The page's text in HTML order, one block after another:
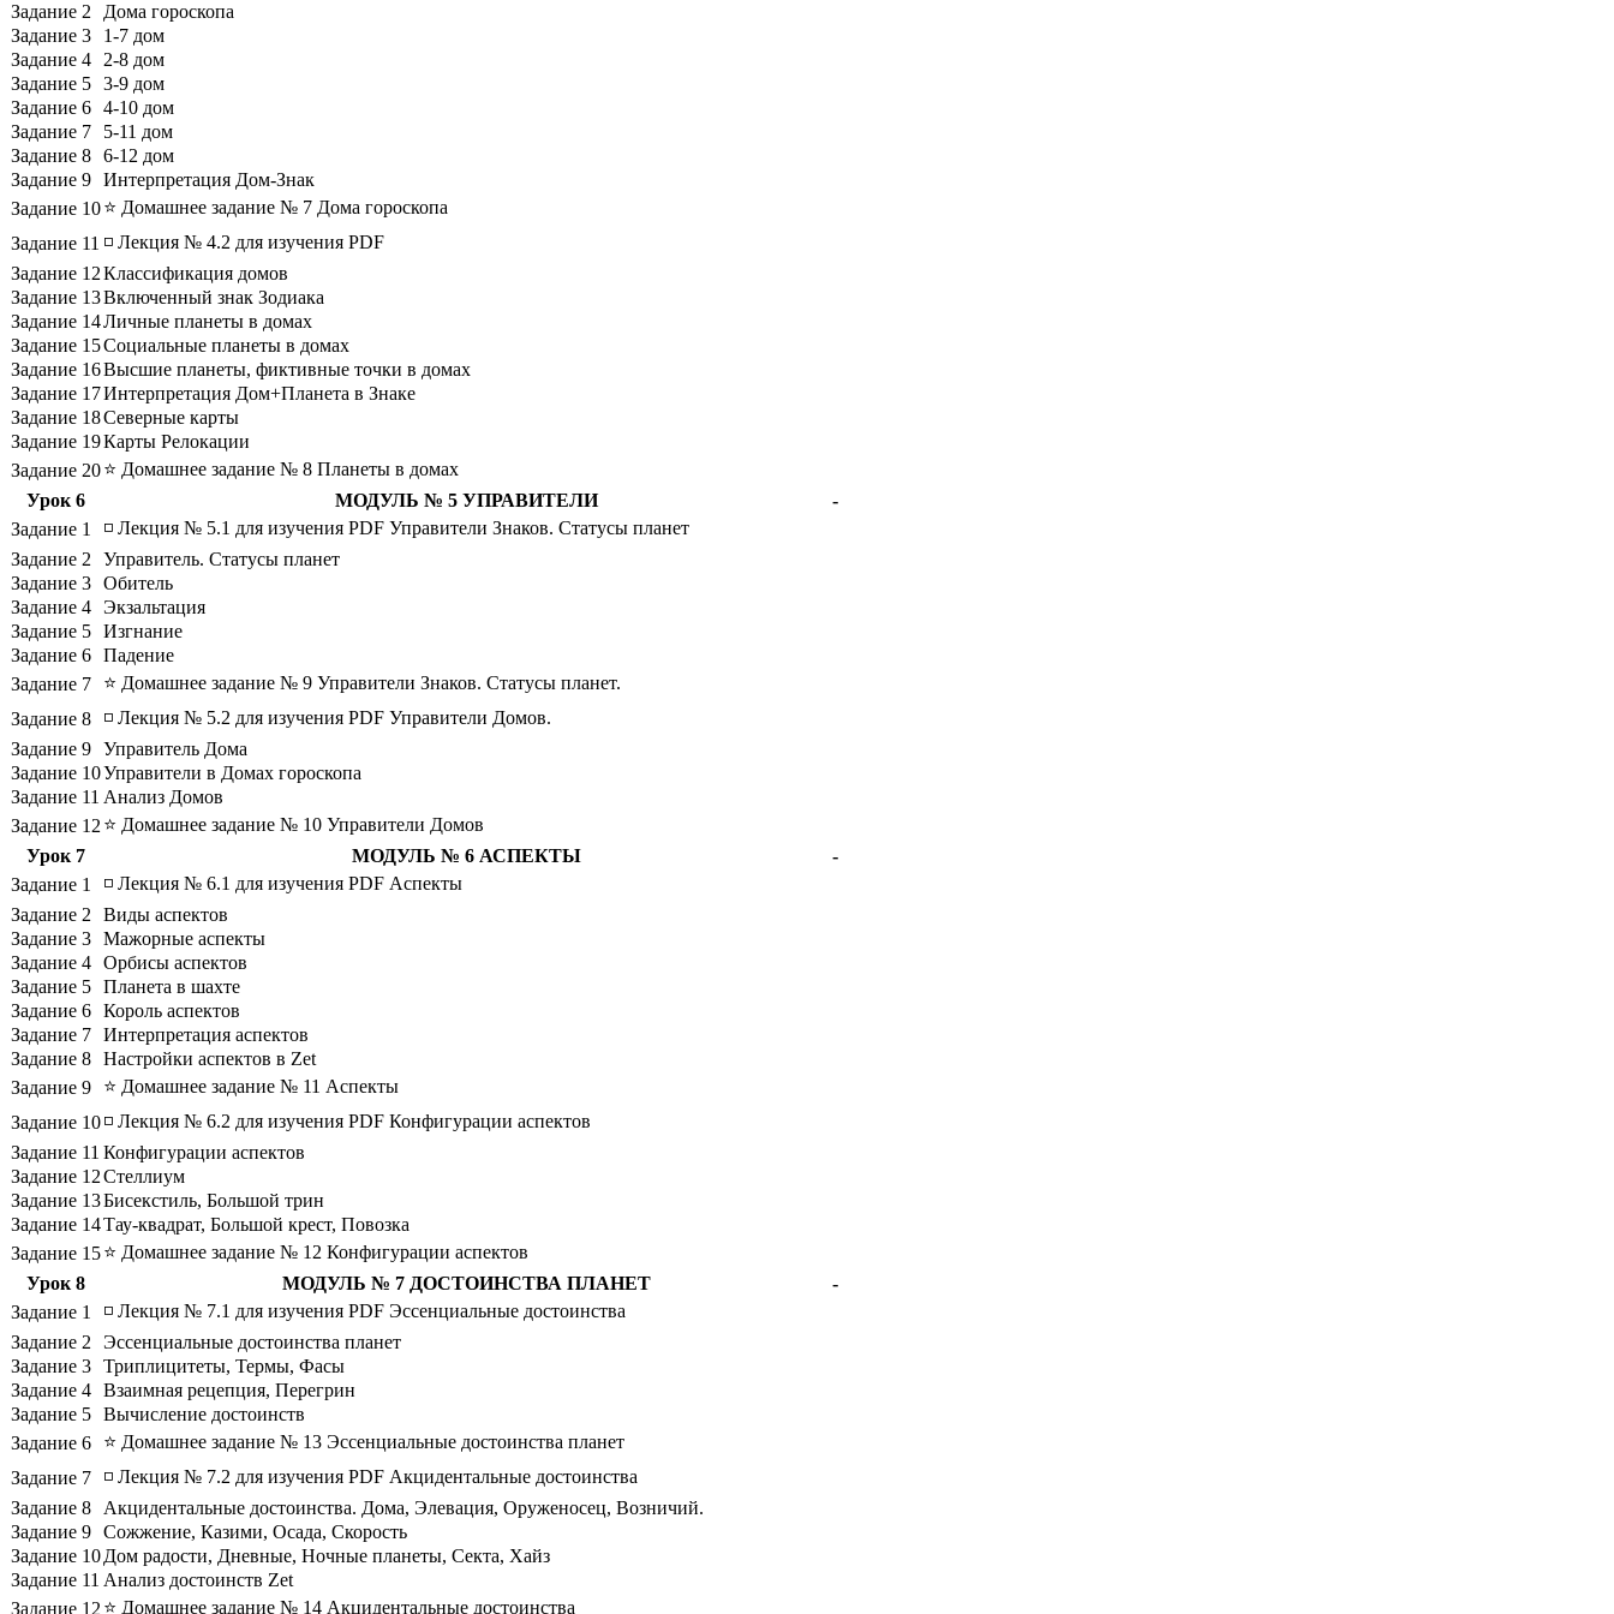
Задание 2
Дома гороскопа
Задание 3
1-7 дом
Задание 4
2-8 дом
Задание 5 3-9 дом
Задание 6 4-10 дом
Задание 7
5-11 дом
Задание 8 6-12 дом
Задание 9 Интерпретация Дом-Знак
Задание 10⭐ Домашнее задание № 7 Дома гороскопа
Задание 11 ◽ Лекция № 4.2 для изучения PDF
Задание 12Классификация домов
Задание 13Включенный знак Зодиака
Задание 14Личные планеты в домах
Задание 15Социальные планеты в домах
Задание 16Высшие планеты, фиктивные точки в домах
Задание 17Интерпретация Дом+Планета в Знаке
Задание 18Северные карты
Задание 19Карты Релокации
Задание 20⭐ Домашнее задание № 8 Планеты в домах
Урок 6
МОДУЛЬ № 5 УПРАВИТЕЛИ
-
Задание 1
◽ Лекция № 5.1 для изучения PDF Управители Знаков. Статусы планет
Задание 2
Управитель. Статусы планет
Задание 3 Обитель
Задание 4 Экзальтация
Задание 5 Изгнание
Задание 6 Падение
Задание 7
⭐ Домашнее задание № 9 Управители Знаков. Статусы планет.
Задание 8
◽ Лекция № 5.2 для изучения PDF Управители Домов.
Задание 9 Управитель Дома
Задание 10Управители в Домах гороскопа
Задание 11 Анализ Домов
Задание 12 ⭐ Домашнее задание № 10 Управители Домов
Урок 7
МОДУЛЬ № 6 АСПЕКТЫ
-
Задание 1
◽ Лекция № 6.1 для изучения PDF Аспекты
Задание 2
Виды аспектов
Задание 3 Мажорные аспекты
Задание 4 Орбисы аспектов
Задание 5 Планета в шахте
Задание 6 Король аспектов
Задание 7 Интерпретация аспектов
Задание 8 Настройки аспектов в Zet
Задание 9
⭐ Домашнее задание № 11 Аспекты
Задание 10◽ Лекция № 6.2 для изучения PDF Конфигурации аспектов
Задание 11 Конфигурации аспектов
Задание 12Стеллиум
Задание 13Бисекстиль, Большой трин
Задание 14Тау-квадрат, Большой крест, Повозка
Задание 15⭐ Домашнее задание № 12 Конфигурации аспектов
Урок 8
МОДУЛЬ № 7 ДОСТОИНСТВА ПЛАНЕТ
-
Задание 1
◽ Лекция № 7.1 для изучения PDF Эссенциальные достоинства
Задание 2
Эссенциальные достоинства планет
Задание 3 Триплицитеты, Термы, Фасы
Задание 4 Взаимная рецепция, Перегрин
Задание 5 Вычисление достоинств
Задание 6
⭐ Домашнее задание № 13 Эссенциальные достоинства планет
Задание 7
◽ Лекция № 7.2 для изучения PDF Акцидентальные достоинства
Задание 8
Акцидентальные достоинства. Дома, Элевация, Оруженосец, Возничий.
Задание 9 Сожжение, Казими, Осада, Скорость
Задание 10Дом радости, Дневные, Ночные планеты, Секта, Хайз
Задание 11 Анализ достоинств Zet
Задание 12 ⭐ Домашнее задание № 14 Акцидентальные достоинства